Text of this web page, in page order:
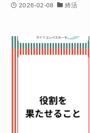
2026-02-08 終活